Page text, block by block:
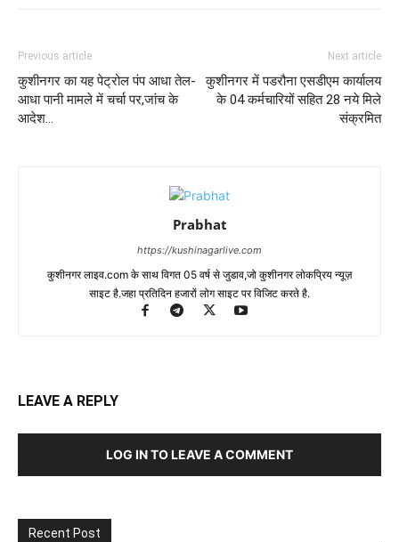
Previous article
कुशीनगर का यह पेट्रोल पंप आधा तेल-
आधा पानी मामले में चर्चा पर,जांच के
आदेश…
Next article
कुशीनगर में पडरौना एसडीएम कार्यालय
के 04 कर्मचारियों सहित 28 नये मिले
संक्रमित
Prabhat
https://kushinagarlive.com
कुशीनगर लाइव.com के साथ विगत 05 वर्ष से जुडाव,जो कुशीनगर लोकप्रिय न्यूज़
साइट है.जहा प्रतिदिन हजारों लोग साइट पर विजिट करते है.
LEAVE A REPLY
LOG IN TO LEAVE A COMMENT
Recent Post